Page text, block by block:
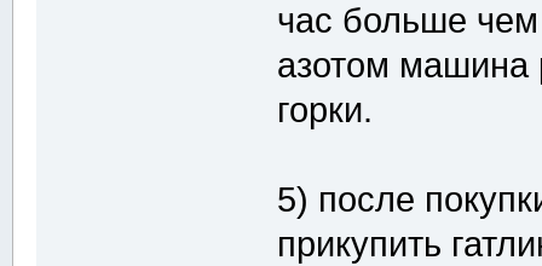
час больше чем
азотом машина
горки.
5) после
прикупить